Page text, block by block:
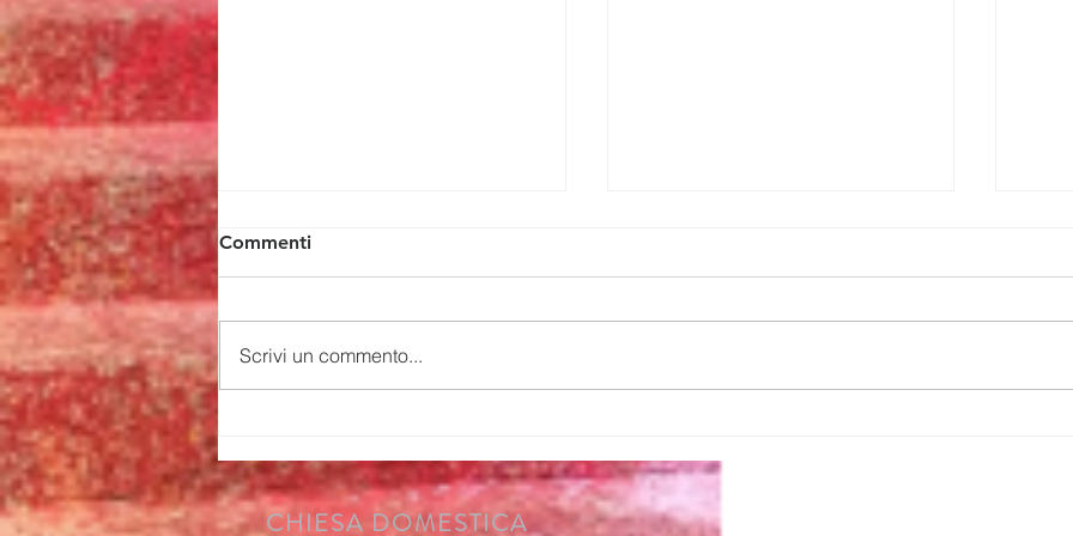
Comunità di famiglie
parrocchia bussa alla porta
di casa
Commenti
Scrivi un commento...
CHIESA DOMESTICA